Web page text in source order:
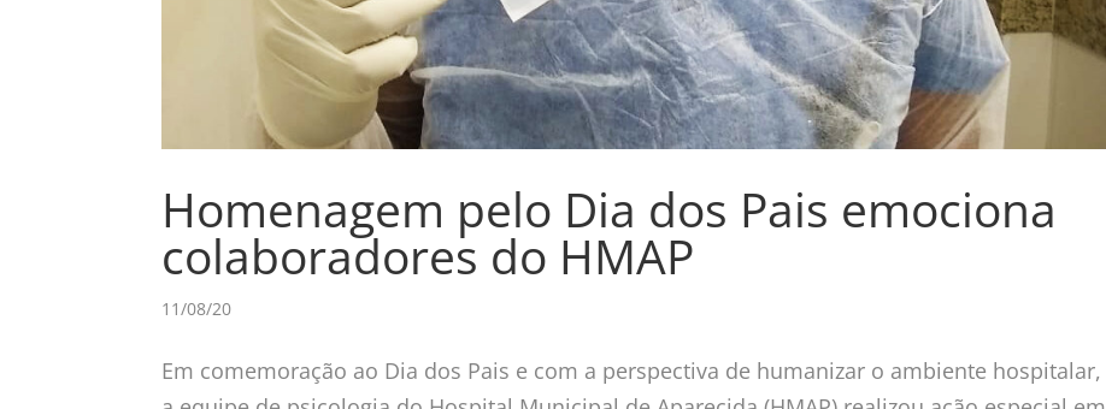
Homenagem pelo Dia dos Pais emociona
colaboradores do HMAP
11/08/20
Em comemoração ao Dia dos Pais e com a perspectiva de humanizar o ambiente hospitalar,